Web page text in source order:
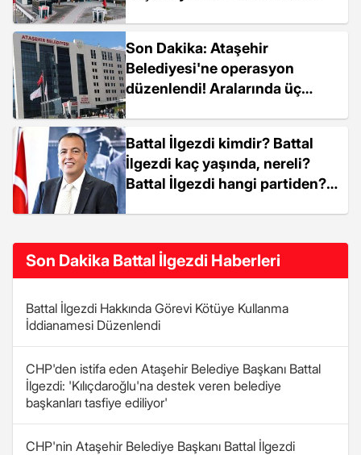
Son Dakika: Ataşehir
Belediyesi'ne operasyon
düzenlendi! Aralarında üç
Battal İlgezdi kimdir? Battal
İlgezdi kaç yaşında, nereli?
Battal İlgezdi hangi partiden?
Son Dakika Battal İlgezdi Haberleri
Battal İlgezdi Hakkında Görevi Kötüye Kullanma
İddianamesi Düzenlendi
CHP'den istifa eden Ataşehir Belediye Başkanı Battal
İlgezdi: 'Kılıçdaroğlu'na destek veren belediye
başkanları tasfiye ediliyor'
CHP'nin Ataşehir Belediye Başkanı Battal İlgezdi